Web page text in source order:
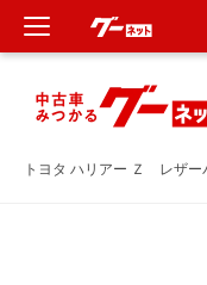
トヨタ ハリアー Ｚ レザ
新車
中古車